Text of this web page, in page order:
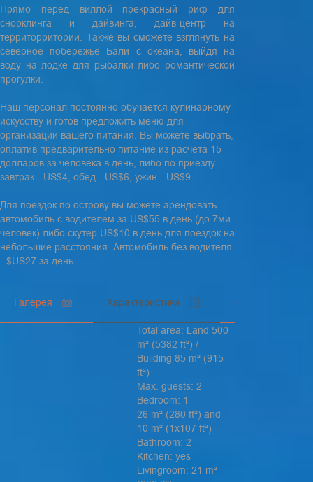
Прямо перед виллой прекрасный риф для
снорклинга и дайвинга, дайв-центр на
территорритории. Также вы сможете взглянуть на
северное побережье Бали с океана, выйдя на
воду на лодке для рыбалки либо романтической
прогулки.
Наш персонал постоянно обучается кулинарному
искусству и готов предложить меню для
организации вашего питания. Вы можете выбрать,
оплатив предварительно питание из расчета 15
долларов за человека в день, либо по приезду -
завтрак - US$4, обед - US$6, ужин - US$9.
Для поездок по острову вы можете арендовать
автомобиль с водителем за US$55 в день (до 7ми
человек) либо скутер US$10 в день для поездок на
небольшие расстояния. Автомобиль без водителя
- $US27 за день.
Галерея Характеристики Стоимость
Total area: Land 500
m² (5382 ft²) /
Building 85 m² (915
ft²)
Max. guests: 2
Bedroom: 1
26 m² (280 ft²) and
10 m² (1x107 ft²)
Bathroom: 2
Kitchen: yes
Livingroom: 21 m²